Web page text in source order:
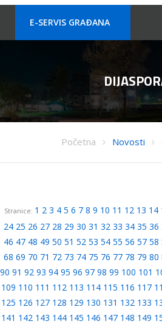
E-SERVIS GRAÐANA
Početna Novosti
Stranice: 1 2 3 4 5 6 7 8 9 10 11 12 13 14
24 25 26 27 28 29 30 31 32 33 34 35 36
46 47 48 49 50 51 52 53 54 55 56 57 58
68 69 70 71 72 73 74 75 76 77 78 79 80
90 91 92 93 94 95 96 97 98 99 100 101
109 110 111 112 113 114 115 116 117
125 126 127 128 129 130 131 132 133
141 142 143 144 145 146 147 148 149